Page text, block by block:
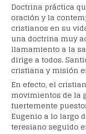
Doctrina práctica
oración y la
cristianos en su
una doctrina muy
llamamiento a la
dirige a todos.
cristiana y misión
En efecto, el
movimientos de la
fuertemente
Eugenio a lo largo
teresiano seguido